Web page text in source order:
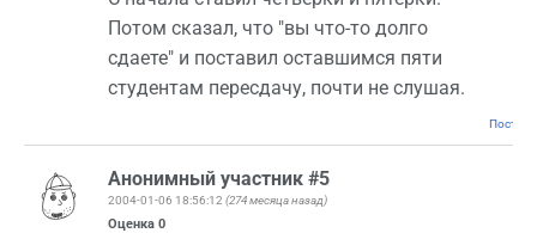
Потом сказал, что "вы что-то долго
сдаете" и поставил оставшимся пяти
студентам пересдачу, почти не слушая.
Анонимный участник #5
2004-01-06 18:56:12 (274 месяца назад)
Оценка 0